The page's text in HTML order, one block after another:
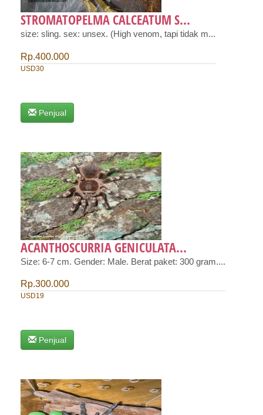
STROMATOPELMA CALCEATUM S...
size: sling. sex: unsex. (High venom, tapi tidak m...
Rp.400.000
USD30
Penjual
ACANTHOSCURRIA GENICULATA...
Size: 6-7 cm. Gender: Male. Berat paket: 300 gram....
Rp.300.000
USD19
Penjual